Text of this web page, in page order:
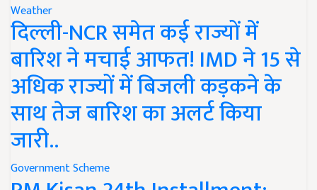
Weather
दिल्ली-NCR समेत कई राज्यों में
बारिश ने मचाई आफत! IMD ने 15 से
अधिक राज्यों में बिजली कड़कने के
साथ तेज बारिश का अलर्ट किया
जारी..
Government Scheme